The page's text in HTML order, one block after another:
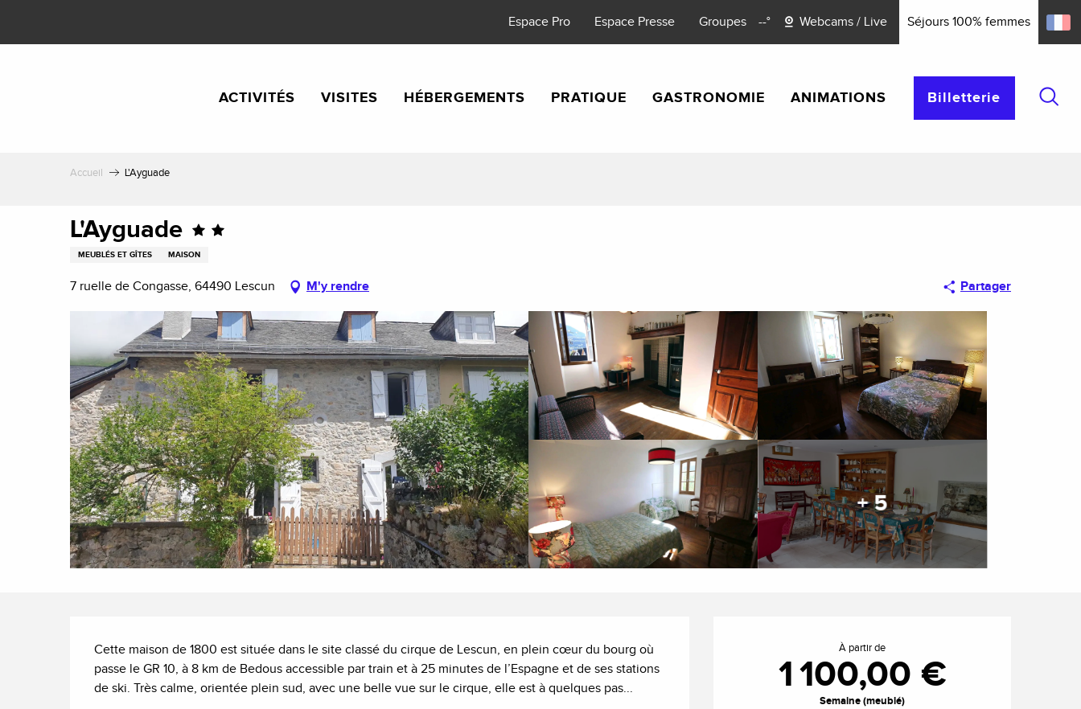
contenu
Espace Pro Espace Presse Groupes --° Webcams / Live Séjours 100% femmes
ACTIVITÉS VISITES HÉBERGEMENTS PRATIQUE GASTRONOMIE ANIMATIONS Billetterie
Accueil L'Ayguade
L'Ayguade
MEUBLÉS ET GÎTES MAISON
7 ruelle de Congasse, 64490 Lescun M'y rendre Partager
+ 5
Ouverture et
À partir de
1 100,00 €
Semaine (meublé)
Cette maison de 1800 est située dans le site classé du cirque de Lescun, en plein cœur du bourg où
passe le GR 10, à 8 km de Bedous accessible par train et à 25 minutes de l’Espagne et de ses stations
de ski. Très calme, orientée plein sud, avec une belle vue sur le cirque, elle est à quelques pas...